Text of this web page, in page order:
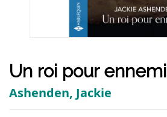
Un roi pour ennemi
Ashenden, Jackie